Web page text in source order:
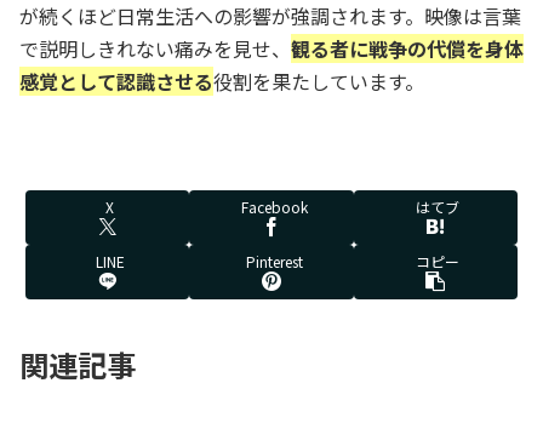
が続くほど日常生活への影響が強調されます。映像は言葉
で説明しきれない痛みを見せ、 観る者に戦争の代償を身体
感覚として認識させる役割を果たしています。
X Facebook はてブ
LINE Pinterest コピー
関連記事